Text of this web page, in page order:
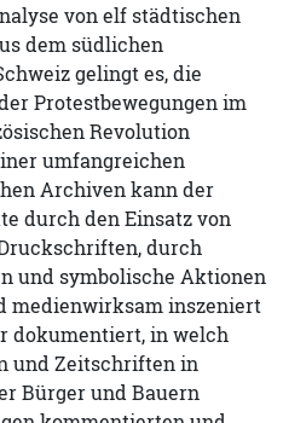
von elf städtischen
dem südlichen
gelingt es, die
Protestbewegungen im
Revolution
umfangreichen
Archiven kann der
durch den Einsatz von
durch
und symbolische Aktionen
medienwirksam inszeniert
dokumentiert, in welch
und Zeitschriften in
Bürger und Bauern